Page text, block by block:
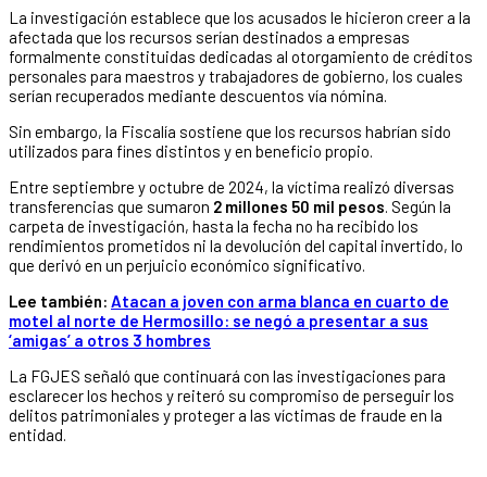
La investigación establece que los acusados le hicieron creer a la
afectada que los recursos serían destinados a empresas
formalmente constituidas dedicadas al otorgamiento de créditos
personales para maestros y trabajadores de gobierno, los cuales
serían recuperados mediante descuentos vía nómina.
Sin embargo, la Fiscalía sostiene que los recursos habrían sido
utilizados para fines distintos y en beneficio propio.
Entre septiembre y octubre de 2024, la víctima realizó diversas
transferencias que sumaron 2 millones 50 mil pesos. Según la
carpeta de investigación, hasta la fecha no ha recibido los
rendimientos prometidos ni la devolución del capital invertido, lo
que derivó en un perjuicio económico significativo.
Lee también: Atacan a joven con arma blanca en cuarto de
motel al norte de Hermosillo: se negó a presentar a sus
‘amigas’ a otros 3 hombres
La FGJES señaló que continuará con las investigaciones para
esclarecer los hechos y reiteró su compromiso de perseguir los
delitos patrimoniales y proteger a las víctimas de fraude en la
entidad.